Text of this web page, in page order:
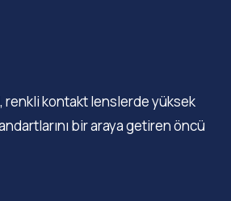
renkli kontakt lenslerde yüksek
bir araya getiren öncü